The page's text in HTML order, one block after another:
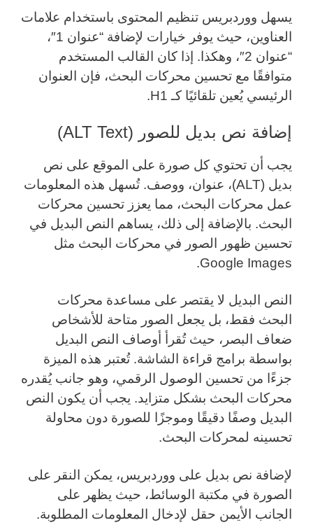
يسهل ووردبريس تنظيم المحتوى باستخدام علامات
العناوين، حيث يوفر خيارات لإضافة “عنوان 1″،
“عنوان 2″، وهكذا. إذا كان القالب المستخدم
متوافقًا مع تحسين محركات البحث، فإن العنوان
الرئيسي يُعين تلقائيًا كـ H1.
إضافة نص بديل للصور (ALT Text)
يجب أن تحتوي كل صورة على الموقع على نص
بديل (ALT)، عنوان، ووصف. تُسهل هذه المعلومات
عمل محركات البحث، مما يعزز تحسين محركات
البحث. بالإضافة إلى ذلك، يساهم النص البديل في
تحسين ظهور الصور في محركات البحث مثل
Google Images.
النص البديل لا يقتصر على مساعدة محركات
البحث فقط، بل يجعل الصور متاحة للأشخاص
ضعاف البصر، حيث تُقرأ أوصاف النص البديل
بواسطة برامج قراءة الشاشة. تُعتبر هذه الميزة
جزءًا من تحسين الوصول الرقمي، وهو جانب يُقدره
محركات البحث بشكل متزايد. يجب أن يكون النص
البديل وصفًا دقيقًا وموجزًا للصورة دون محاولة
تحسينه لمحركات البحث.
لإضافة نص بديل على ووردبريس، يمكن النقر على
الصورة في مكتبة الوسائط، حيث يظهر على
الجانب الأيمن حقل لإدخال المعلومات المطلوبة.